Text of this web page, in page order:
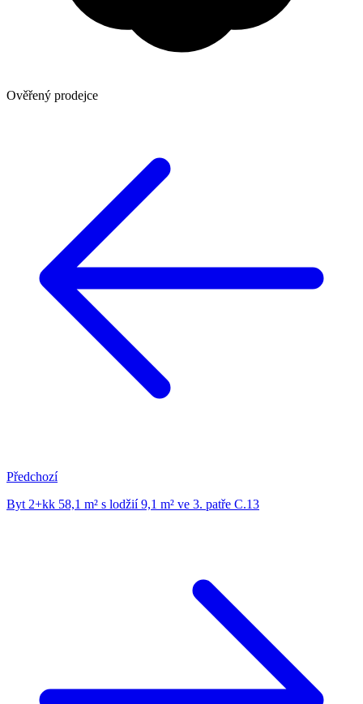
Ověřený prodejce
Předchozí
Byt 2+kk 58,1 m² s lodžií 9,1 m² ve 3. patře C.13